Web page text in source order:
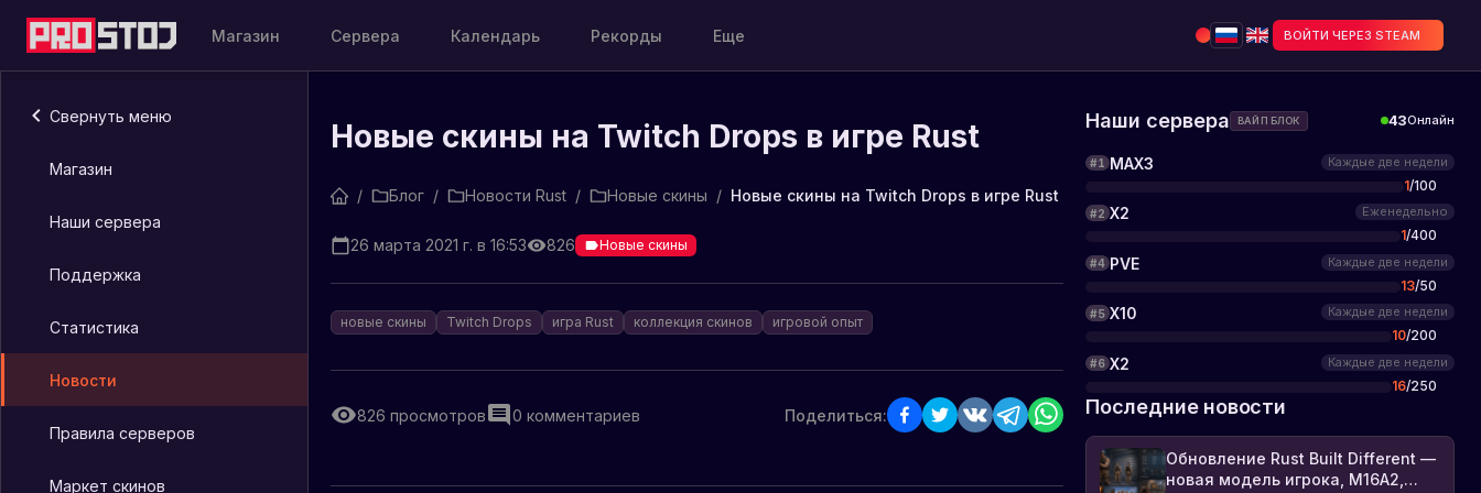
Магазин Сервера Календарь Рекорды Еще ВОЙТИ ЧЕРЕЗ STEAM
Свернуть меню
Магазин
Наши сервера
Поддержка
Статистика
Новости
Правила серверов
Маркет скинов
Новые скины на Twitch Drops в игре Rust
/ Блог / Новости Rust / Новые скины / Новые скины на Twitch Drops в игре Rust
26 марта 2021 г. в 16:53 826 Новые скины
новые скины Twitch Drops игра Rust коллекция скинов игровой опыт
826 просмотров 0 комментариев Поделиться:
Наши сервера ВАЙП БЛОК 43Онлайн
#1 MAX3 Каждые две недели
1/100
#2 X2 Еженедельно
1/400
#4 PVE Каждые две недели
13/50
#5 X10 Каждые две недели
10/200
#6 X2 Каждые две недели
16/250
Последние новости
Обновление Rust Built Different —
новая модель игрока, M16A2,